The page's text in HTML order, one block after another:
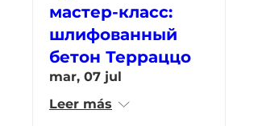
мастер-класс:
шлифованный
бетон Терраццо
mar, 07 jul
Leer más